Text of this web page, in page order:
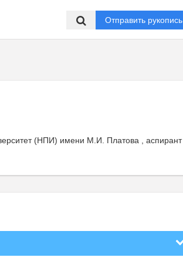
Отправить рукопись
(НПИ) имени М.И. Платова , аспирант ,